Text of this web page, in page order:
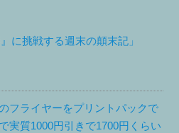
に挑戦する週末の顛末記」
フライヤーをプリントパックで
実質1000円引きで1700円くらい